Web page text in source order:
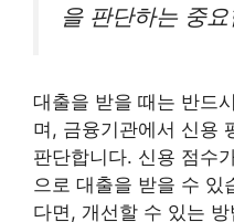
을 판단하는 중
대출을 받을 때는 반드시
며, 금융기관에서 신용
판단합니다. 신용 점수
으로 대출을 받을 수 있
다면, 개선할 수 있는